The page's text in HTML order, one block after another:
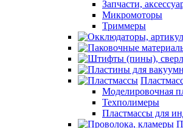
Запчасти,
Микромоторы
Триммеры
Моделировочная
Техполимеры
Пластмассы для